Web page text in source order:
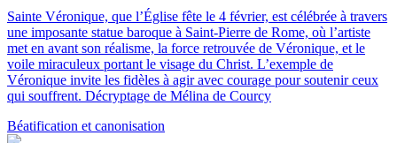
Sainte Véronique, que l’Église fête le 4 février, est célébrée à travers
une imposante statue baroque à Saint-Pierre de Rome, où l’artiste
met en avant son réalisme, la force retrouvée de Véronique, et le
voile miraculeux portant le visage du Christ. L’exemple de
Véronique invite les fidèles à agir avec courage pour soutenir ceux
qui souffrent. Décryptage de Mélina de Courcy
Béatification et canonisation